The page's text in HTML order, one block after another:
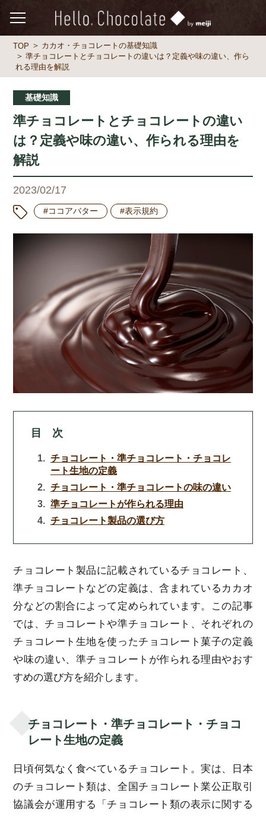
TOP
カカオ・チョコレートの基礎知識
準チョコレートとチョコレートの違いは？定義や味の違い、作ら
れる理由を解説
基礎知識
準チョコレートとチョコレートの違い
は？定義や味の違い、作られる理由を
解説
2023/02/17
#ココアバター #表示規約
目 次
チョコレート・準チョコレート・チョコレ
ート生地の定義
チョコレート・準チョコレートの味の違い
準チョコレートが作られる理由
チョコレート製品の選び方
チョコレート製品に記載されているチョコレート、
準チョコレートなどの定義は、含まれているカカオ
分などの割合によって定められています。この記事
では、チョコレートや準チョコレート、それぞれの
チョコレート生地を使ったチョコレート菓子の定義
や味の違い、準チョコレートが作られる理由やおす
すめの選び方を紹介します。
チョコレート・準チョコレート・チョコ
レート生地の定義
日頃何気なく食べているチョコレート。実は、日本
のチョコレート類は、全国チョコレート業公正取引
協議会が運用する「チョコレート類の表示に関する